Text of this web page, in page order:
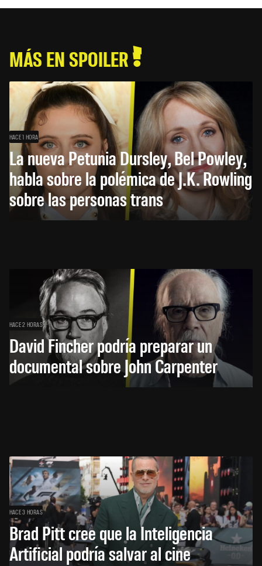
MÁS EN SPOILER
HACE 1 HORA
La nueva Petunia Dursley, Bel Powley,
habla sobre la polémica de J.K. Rowling
sobre las personas trans
HACE 2 HORAS
David Fincher podría preparar un
documental sobre John Carpenter
HACE 3 HORAS
Brad Pitt cree que la Inteligencia
Artificial podría salvar al cine